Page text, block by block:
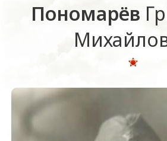
Пономарёв